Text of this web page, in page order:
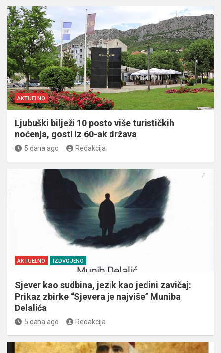
AKTUELNO
Ljubuški bilježi 10 posto više turističkih
noćenja, gosti iz 60-ak država
5 dana ago Redakcija
AKTUELNO IZDVOJENO
Sjever kao sudbina, jezik kao jedini zavičaj:
Prikaz zbirke “Sjevera je najviše” Muniba
Delalića
5 dana ago Redakcija